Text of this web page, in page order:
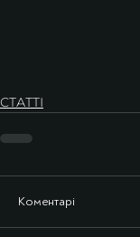
СТАТТІ
Коментарі